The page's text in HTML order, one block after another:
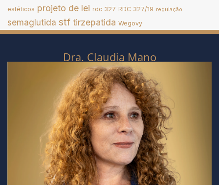
estéticos projeto de lei rdc 327 RDC 327/19 regulação
semaglutida stf tirzepatida Wegovy
Dra. Claudia Mano